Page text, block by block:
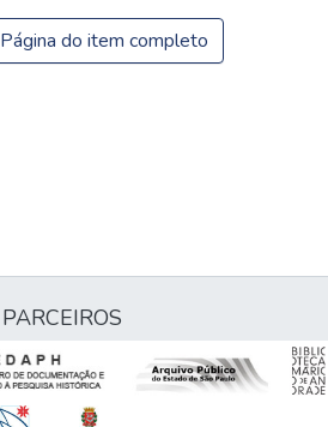
Página do item completo
PARCEIROS